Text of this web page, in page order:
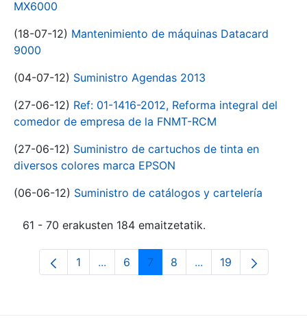
MX6000
(18-07-12) Mantenimiento de máquinas Datacard
9000
(04-07-12) Suministro Agendas 2013
(27-06-12) Ref: 01-1416-2012, Reforma integral del
comedor de empresa de la FNMT-RCM
(27-06-12) Suministro de cartuchos de tinta en
diversos colores marca EPSON
(06-06-12) Suministro de catálogos y cartelería
61 - 70 erakusten 184 emaitzetatik.
Orrialdea
1 ...Intermediate Pages Use TAB to
Orrialdea
6 Orrialdea
7 Orrialdea
8 ...Intermediate Pages
Orrialdea
19